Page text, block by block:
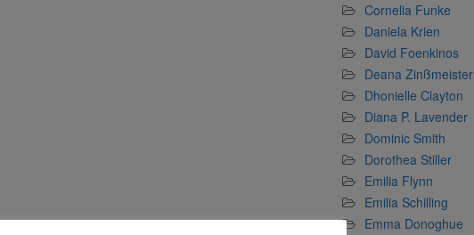
Cornelia Funke
Daniela Krien
David Foenkinos
Deana Zinßmeister
Dhonielle Clayton
Diana P. Lavender
Dominic Smith
Dorothea Stiller
Emilia Flynn
Emilia Schilling
Emma Donoghue